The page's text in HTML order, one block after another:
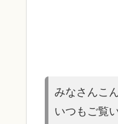
みなさんこ
いつもご覧